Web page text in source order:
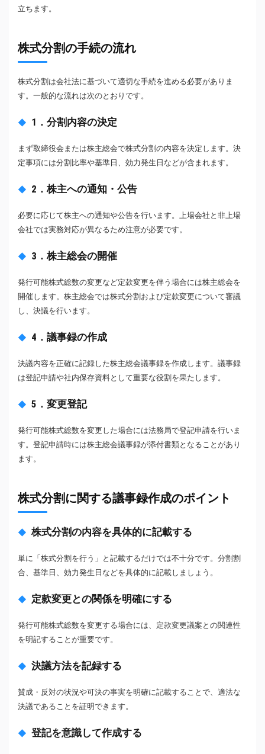
立ちます。
株式分割の手続の流れ
株式分割は会社法に基づいて適切な手続を進める必要がありま
す。一般的な流れは次のとおりです。
1．分割内容の決定
まず取締役会または株主総会で株式分割の内容を決定します。決
定事項には分割比率や基準日、効力発生日などが含まれます。
2．株主への通知・公告
必要に応じて株主への通知や公告を行います。上場会社と非上場
会社では実務対応が異なるため注意が必要です。
3．株主総会の開催
発行可能株式総数の変更など定款変更を伴う場合には株主総会を
開催します。株主総会では株式分割および定款変更について審議
し、決議を行います。
4．議事録の作成
決議内容を正確に記録した株主総会議事録を作成します。議事録
は登記申請や社内保存資料として重要な役割を果たします。
5．変更登記
発行可能株式総数を変更した場合には法務局で登記申請を行いま
す。登記申請時には株主総会議事録が添付書類となることがあり
ます。
株式分割に関する議事録作成のポイント
株式分割の内容を具体的に記載する
単に「株式分割を行う」と記載するだけでは不十分です。分割割
合、基準日、効力発生日などを具体的に記載しましょう。
定款変更との関係を明確にする
発行可能株式総数を変更する場合には、定款変更議案との関連性
を明記することが重要です。
決議方法を記録する
賛成・反対の状況や可決の事実を明確に記載することで、適法な
決議であることを証明できます。
登記を意識して作成する